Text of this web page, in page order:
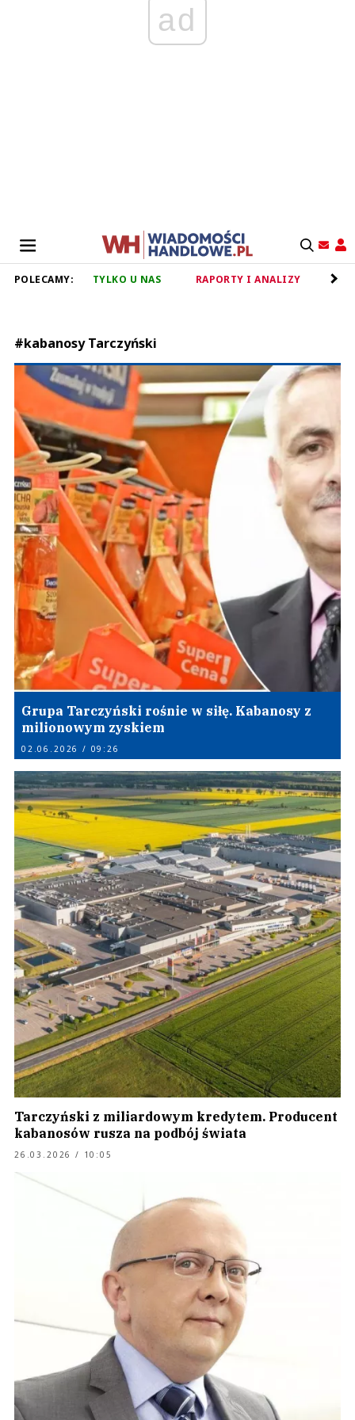
ad
POLECAMY: TYLKO U NAS RAPORTY I ANALIZY
#kabanosy Tarczyński
Grupa Tarczyński rośnie w siłę. Kabanosy z
milionowym zyskiem
02.06.2026 / 09:26
Tarczyński z miliardowym kredytem. Producent
kabanosów rusza na podbój świata
26.03.2026 / 10:05